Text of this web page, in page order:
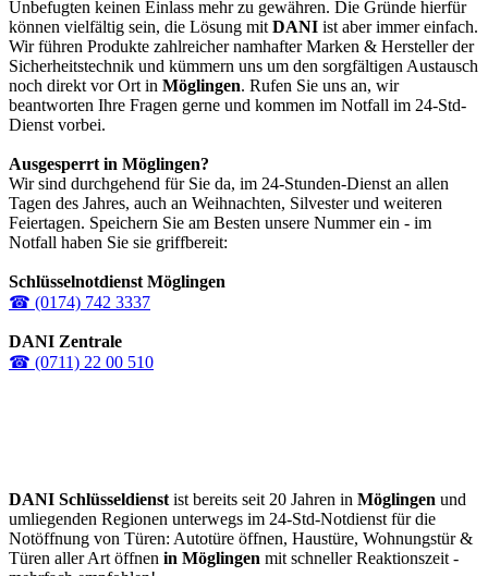
Unbefugten keinen Einlass mehr zu gewähren. Die Gründe hierfür
können vielfältig sein, die Lösung mit DANI ist aber immer einfach.
Wir führen Produkte zahlreicher namhafter Marken & Hersteller der
Sicherheitstechnik und kümmern uns um den sorgfältigen Austausch
noch direkt vor Ort in Möglingen. Rufen Sie uns an, wir
beantworten Ihre Fragen gerne und kommen im Notfall im 24-Std-
Dienst vorbei.
Ausgesperrt in Möglingen?
Wir sind durchgehend für Sie da, im 24-Stunden-Dienst an allen
Tagen des Jahres, auch an Weihnachten, Silvester und weiteren
Feiertagen. Speichern Sie am Besten unsere Nummer ein - im
Notfall haben Sie sie griffbereit:
Schlüsselnotdienst Möglingen
☎ (0174) 742 3337
DANI Zentrale
☎ (0711) 22 00 510
DANI Schlüsseldienst ist bereits seit 20 Jahren in Möglingen und
umliegenden Regionen unterwegs im 24-Std-Notdienst für die
Notöffnung von Türen: Autotüre öffnen, Haustüre, Wohnungstür &
Türen aller Art öffnen in Möglingen mit schneller Reaktionszeit -